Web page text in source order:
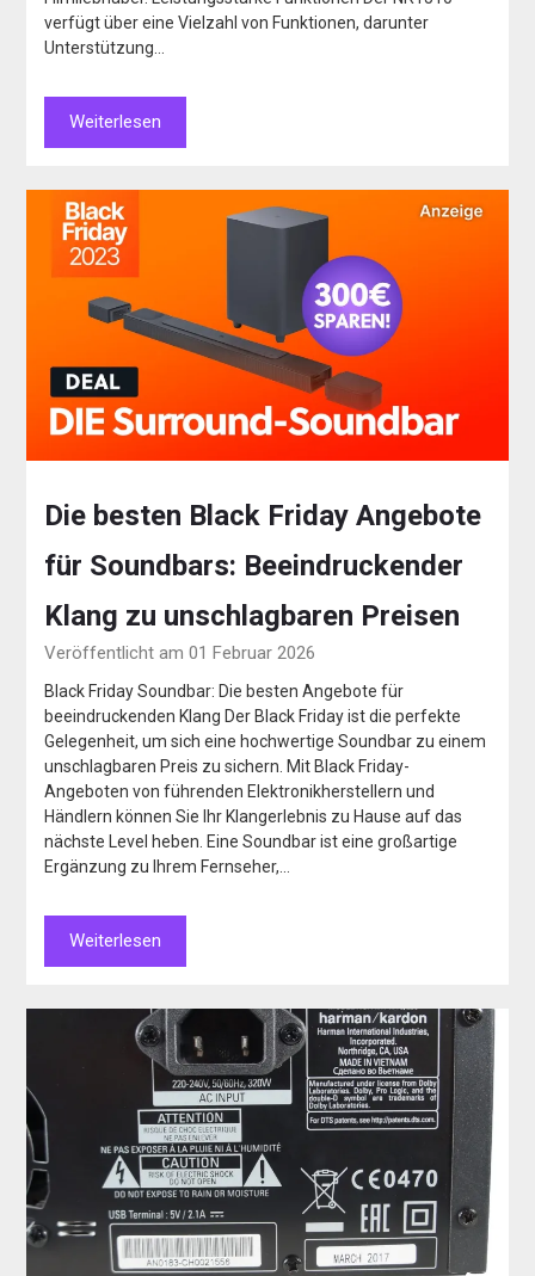
verfügt über eine Vielzahl von Funktionen, darunter
Unterstützung…
Weiterlesen
Die besten Black Friday Angebote
für Soundbars: Beeindruckender
Klang zu unschlagbaren Preisen
Veröffentlicht am 01 Februar 2026
Black Friday Soundbar: Die besten Angebote für
beeindruckenden Klang Der Black Friday ist die perfekte
Gelegenheit, um sich eine hochwertige Soundbar zu einem
unschlagbaren Preis zu sichern. Mit Black Friday-
Angeboten von führenden Elektronikherstellern und
Händlern können Sie Ihr Klangerlebnis zu Hause auf das
nächste Level heben. Eine Soundbar ist eine großartige
Ergänzung zu Ihrem Fernseher,…
Weiterlesen